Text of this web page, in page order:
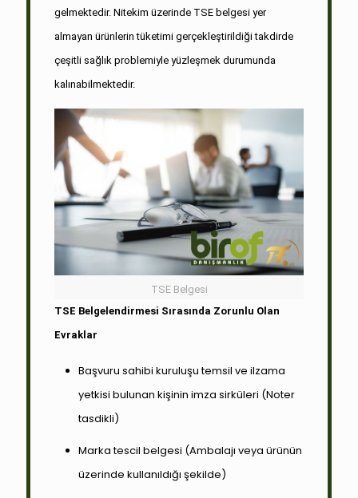
gelmektedir. Nitekim üzerinde TSE belgesi yer
almayan ürünlerin tüketimi gerçekleştirildiği takdirde
çeşitli sağlık problemiyle yüzleşmek durumunda
kalınabilmektedir.
TSE Belgesi
TSE Belgelendirmesi Sırasında Zorunlu Olan
Evraklar
Başvuru sahibi kuruluşu temsil ve ilzama
yetkisi bulunan kişinin imza sirküleri (Noter
tasdikli)
Marka tescil belgesi (Ambalajı veya ürünün
üzerinde kullanıldığı şekilde)